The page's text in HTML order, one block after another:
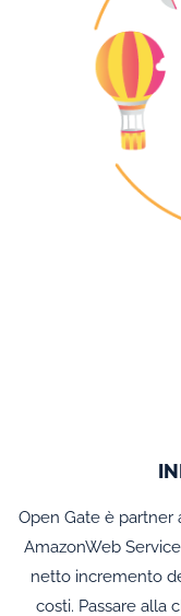
Open Gate è partner
AmazonWeb
netto incremento
costi. Passare alla